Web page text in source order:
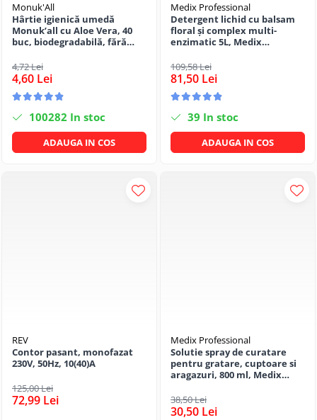
Monuk'All
Hârtie igienică umedă
Monuk’all cu Aloe Vera, 40
buc, biodegradabilă, fără
4,72 Lei
4,60 Lei
100282 In stoc
ADAUGA IN COS
Medix Professional
Detergent lichid cu balsam
floral și complex multi-
enzimatic 5L, Medix
109,58 Lei
81,50 Lei
39 In stoc
ADAUGA IN COS
REV
Contor pasant, monofazat
230V, 50Hz, 10(40)A
125,00 Lei
72,99 Lei
Medix Professional
Solutie spray de curatare
pentru gratare, cuptoare si
aragazuri, 800 ml, Medix
38,50 Lei
30,50 Lei